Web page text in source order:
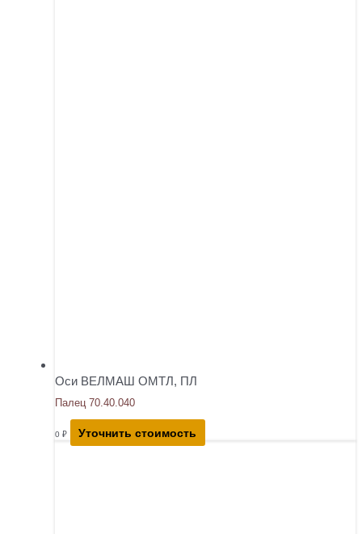
Оси ВЕЛМАШ ОМТЛ, ПЛ
Палец 70.40.040
0 ₽ Уточнить стоимость